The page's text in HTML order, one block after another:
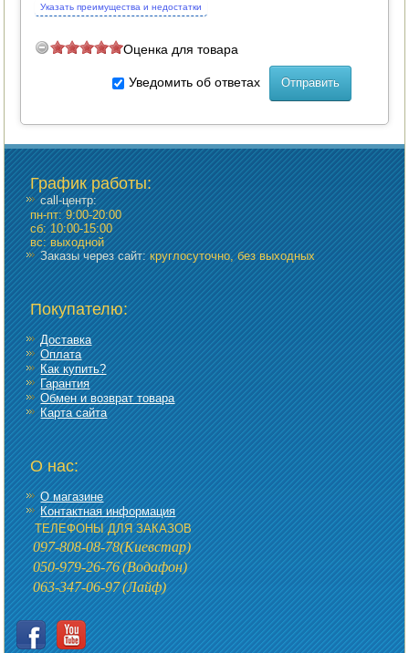
Указать преимущества и недостатки
Оценка для товара
Уведомить об ответах
График работы:
call-центр:
пн-пт: 9:00-20:00
сб: 10:00-15:00
вс: выходной
Заказы через сайт:круглосуточно, без выходных
Покупателю:
Доставка
Оплата
Как купить?
Гарантия
Обмен и возврат товара
Карта сайта
О нас:
О магазине
Контактная информация
ТЕЛЕФОНЫ ДЛЯ ЗАКАЗОВ
097-808-08-78(Киевстар)
050-979-26-76(Водафон)
063-347-06-97(Лайф)